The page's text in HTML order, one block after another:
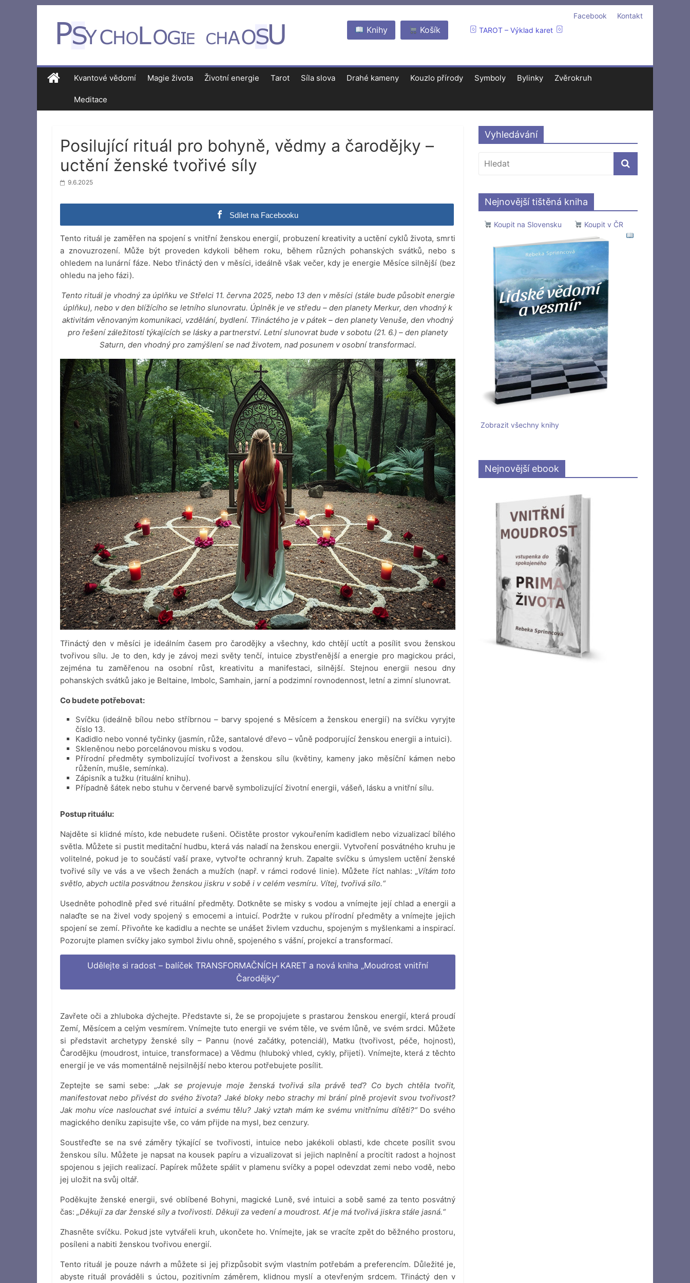
Kontakt
Facebook
TAROT – Výklad karet
Košík
Knihy
Kvantové vědomí Magie života Životní energie Tarot Síla slova Drahé kameny Kouzlo přírody Symboly Bylinky Zvěrokruh
Meditace
Posilující rituál pro bohyně, vědmy a čarodějky –
uctění ženské tvořivé síly
9.6.2025
Sdílet na Facebooku
Tento rituál je zaměřen na spojení s vnitřní ženskou energií, probuzení kreativity a uctění cyklů života, smrti
a znovuzrození. Může být proveden kdykoli během roku, během různých pohanských svátků, nebo s
ohledem na lunární fáze. Nebo třináctý den v měsíci, ideálně však večer, kdy je energie Měsíce silnější (bez
ohledu na jeho fázi).
Tento rituál je vhodný za úplňku ve Střelci 11. června 2025, nebo 13 den v měsíci (stále bude působit energie
úplňku), nebo v den blížícího se letního slunovratu. Úplněk je ve středu – den planety Merkur, den vhodný k
aktivitám věnovaným komunikaci, vzdělání, bydlení. Třináctého je v pátek – den planety Venuše, den vhodný
pro řešení záležitostí týkajících se lásky a partnerství. Letní slunovrat bude v sobotu (21. 6.) – den planety
Saturn, den vhodný pro zamýšlení se nad životem, nad posunem v osobní transformaci.
Třináctý den v měsíci je ideálním časem pro čarodějky a všechny, kdo chtějí uctít a posílit svou ženskou
tvořivou sílu. Je to den, kdy je závoj mezi světy tenčí, intuice zbystřenější a energie pro magickou práci,
zejména tu zaměřenou na osobní růst, kreativitu a manifestaci, silnější. Stejnou energii nesou dny
pohanských svátků jako je Beltaine, Imbolc, Samhain, jarní a podzimní rovnodennost, letní a zimní slunovrat.
Co budete potřebovat:
Svíčku (ideálně bílou nebo stříbrnou – barvy spojené s Měsícem a ženskou energií) na svíčku vyryjte
číslo 13.
Kadidlo nebo vonné tyčinky (jasmín, růže, santalové dřevo – vůně podporující ženskou energii a intuici).
Skleněnou nebo porcelánovou misku s vodou.
Přírodní předměty symbolizující tvořivost a ženskou sílu (květiny, kameny jako měsíční kámen nebo
růženín, mušle, semínka).
Zápisník a tužku (rituální knihu).
Případně šátek nebo stuhu v červené barvě symbolizující životní energii, vášeň, lásku a vnitřní sílu.
Postup rituálu:
Najděte si klidné místo, kde nebudete rušeni. Očistěte prostor vykouřením kadidlem nebo vizualizací bílého
světla. Můžete si pustit meditační hudbu, která vás naladí na ženskou energii. Vytvoření posvátného kruhu je
volitelné, pokud je to součástí vaší praxe, vytvořte ochranný kruh. Zapalte svíčku s úmyslem uctění ženské
tvořivé síly ve vás a ve všech ženách a mužích (např. v rámci rodové linie). Můžete říct nahlas: „Vítám toto
světlo, abych uctila posvátnou ženskou jiskru v sobě i v celém vesmíru. Vítej, tvořivá sílo.“
Usedněte pohodlně před své rituální předměty. Dotkněte se misky s vodou a vnímejte její chlad a energii a
nalaďte se na živel vody spojený s emocemi a intuicí. Podržte v rukou přírodní předměty a vnímejte jejich
spojení se zemí. Přivoňte ke kadidlu a nechte se unášet živlem vzduchu, spojeným s myšlenkami a inspirací.
Pozorujte plamen svíčky jako symbol živlu ohně, spojeného s vášní, projekcí a transformací.
Udělejte si radost – balíček TRANSFORMAČNÍCH KARET a nová kniha „Moudrost vnitřní
Čarodějky“
Zavřete oči a zhluboka dýchejte. Představte si, že se propojujete s prastarou ženskou energií, která proudí
Zemí, Měsícem a celým vesmírem. Vnímejte tuto energii ve svém těle, ve svém lůně, ve svém srdci. Můžete
si představit archetypy ženské síly – Pannu (nové začátky, potenciál), Matku (tvořivost, péče, hojnost),
Čarodějku (moudrost, intuice, transformace) a Vědmu (hluboký vhled, cykly, přijetí). Vnímejte, která z těchto
energií je ve vás momentálně nejsilnější nebo kterou potřebujete posílit.
Zeptejte se sami sebe: „Jak se projevuje moje ženská tvořivá síla právě teď? Co bych chtěla tvořit,
manifestovat nebo přivést do svého života? Jaké bloky nebo strachy mi brání plně projevit svou tvořivost?
Jak mohu více naslouchat své intuici a svému tělu? Jaký vztah mám ke svému vnitřnímu dítěti?“Do svého
magického deníku zapisujte vše, co vám přijde na mysl, bez cenzury.
Soustřeďte se na své záměry týkající se tvořivosti, intuice nebo jakékoli oblasti, kde chcete posílit svou
ženskou sílu. Můžete je napsat na kousek papíru a vizualizovat si jejich naplnění a procítit radost a hojnost
spojenou s jejich realizací. Papírek můžete spálit v plamenu svíčky a popel odevzdat zemi nebo vodě, nebo
jej uložit na svůj oltář.
Poděkujte ženské energii, své oblíbené Bohyni, magické Luně, své intuici a sobě samé za tento posvátný
čas: „Děkuji za dar ženské síly a tvořivosti. Děkuji za vedení a moudrost. Ať je má tvořivá jiskra stále jasná.“
Zhasněte svíčku. Pokud jste vytvářeli kruh, ukončete ho. Vnímejte, jak se vracíte zpět do běžného prostoru,
posíleni a nabiti ženskou tvořivou energií.
Tento rituál je pouze návrh a můžete si jej přizpůsobit svým vlastním potřebám a preferencím. Důležité je,
abyste rituál prováděli s úctou, pozitivním záměrem, klidnou myslí a otevřeným srdcem. Třináctý den v
Vyhledávání
Nejnovější tištěná kniha
Koupit na Slovensku Koupit v ČR
Zobrazit všechny knihy
Nejnovější ebook